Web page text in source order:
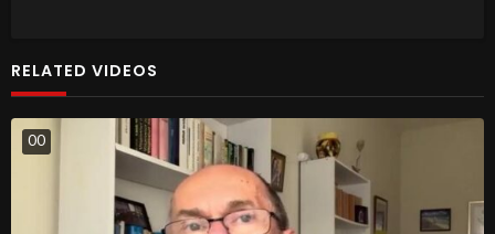
RELATED VIDEOS
00